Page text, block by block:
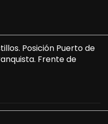
Posición Puerto de
Frente de